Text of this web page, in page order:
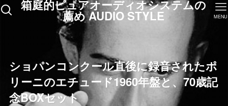
箱庭的ピュアオーディオシステムの
薦め AUDIO STYLE MENU
ショパンコンクール直後に録音されたポ
リーニのエチュード1960年盤と、70歳記
念BOXセット